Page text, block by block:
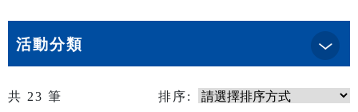
活動分類
共 23 筆 排序: